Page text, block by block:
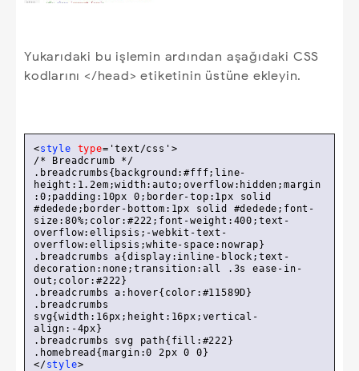
Yukarıdaki bu işlemin ardından aşağıdaki CSS
kodlarını </head> etiketinin üstüne ekleyin.
<style type= 'text/css' >
/* Breadcrumb */
.breadcrumbs { background :#fff; line-
height : 1.2em ;width:auto;overflow:hidden;margin
: 0 ; padding : 10px 0 ; border-top : 1px
#dedede ; border-bottom : 1px solid #dedede ; font-
size :80%; color :#222 ; font-weight : 400 ; text-
overflow:ellipsis; -webkit-text-
overflow:ellipsis;white-space
.breadcrumbs
a{display :inline-block; text-
decoration :none; transition :all . 3s
ease-in-
out; color :#222
.breadcrumbs
a :hover{ color : #11589D
.breadcrumbs
svg{width : 16px ; height : 16px ; vertical-
align :-4px
.breadcrumbs
svg path{ fill : #222
.homebread { margin :0 2px 0 0
</style>